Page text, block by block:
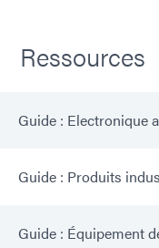
Ressources
Guide : Electronique
Guide : Produits
Guide : Équipement